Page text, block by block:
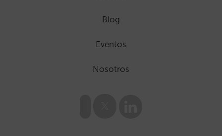
Blog
Eventos
Nosotros